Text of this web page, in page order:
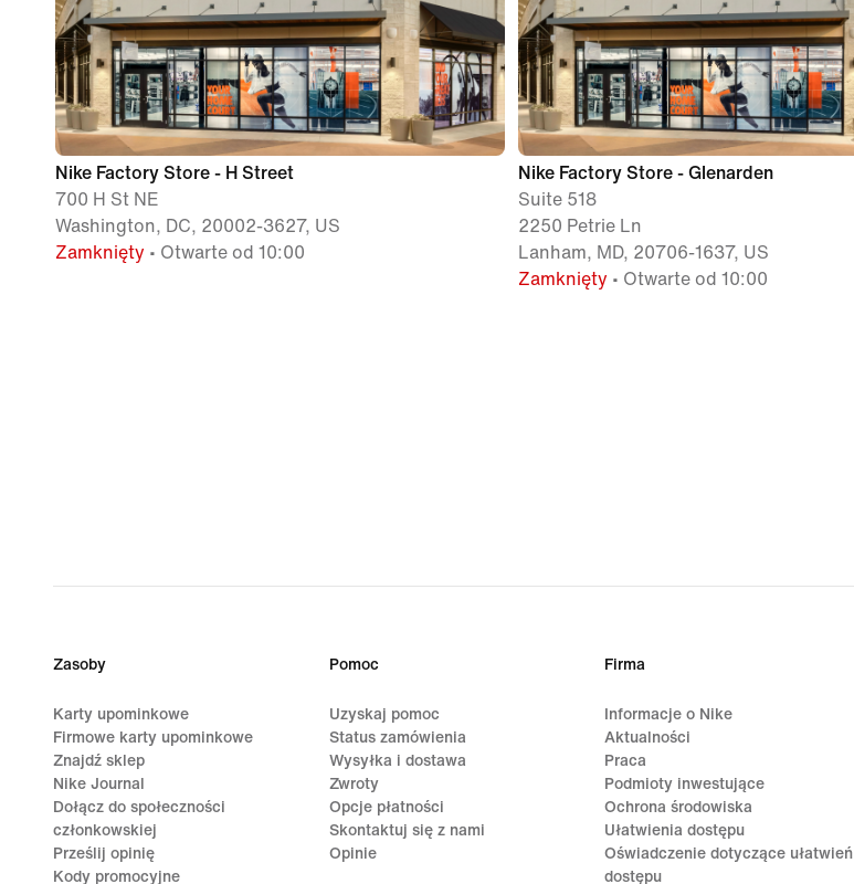
Nike Factory Store - H Street
700 H St NE
Washington, DC, 20002-3627, US
Zamknięty • Otwarte od 10:00
Nike Factory Store - Glenarden
Suite 518
2250 Petrie Ln
Lanham, MD, 20706-1637, US
Zamknięty • Otwarte od 10:00
Zasoby
Karty upominkowe
Firmowe karty upominkowe
Znajdź sklep
Nike Journal
Dołącz do społeczności
członkowskiej
Prześlij opinię
Kody promocyjne
Pomoc
Uzyskaj pomoc
Status zamówienia
Wysyłka i dostawa
Zwroty
Opcje płatności
Skontaktuj się z nami
Opinie
Firma
Informacje o Nike
Aktualności
Praca
Podmioty inwestujące
Ochrona środowiska
Ułatwienia dostępu
Oświadczenie dotyczące ułatwień
dostępu